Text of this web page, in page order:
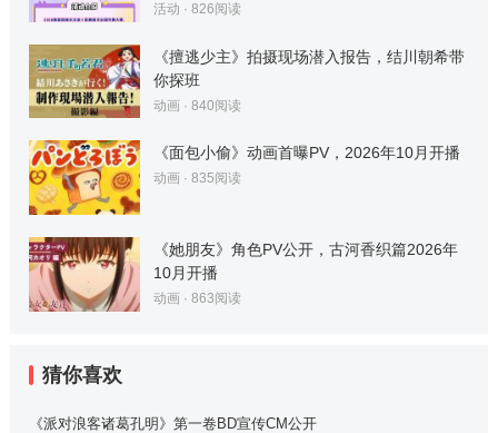
活动 · 826阅读
《擅逃少主》拍摄现场潜入报告，结川朝希带
你探班
动画· 840阅读
《面包小偷》动画首曝PV，2026年10月开播
动画· 835阅读
《她朋友》角色PV公开，古河香织篇2026年
10月开播
动画· 863阅读
猜你喜欢
《派对浪客诸葛孔明》第一卷BD宣传CM公开